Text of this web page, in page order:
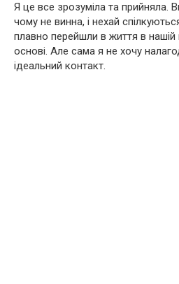
Я це все зрозуміла та прийняла.
чому не винна, і нехай
плавно перейшли в життя в нашій
основі. Але сама я не хочу
ідеальний контакт.